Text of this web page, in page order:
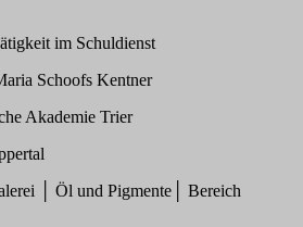
im Schuldienst
Schoofs Kentner
Akademie Trier
│ Öl und Pigmente│ Bereich